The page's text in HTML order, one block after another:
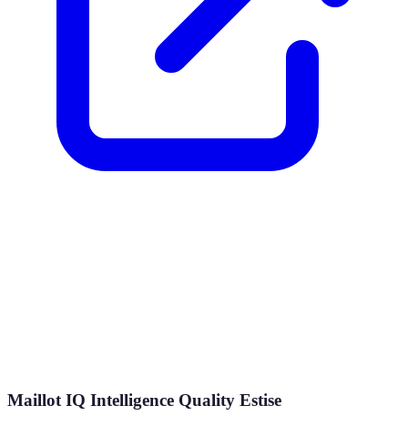
Maillot IQ Intelligence Quality Estise